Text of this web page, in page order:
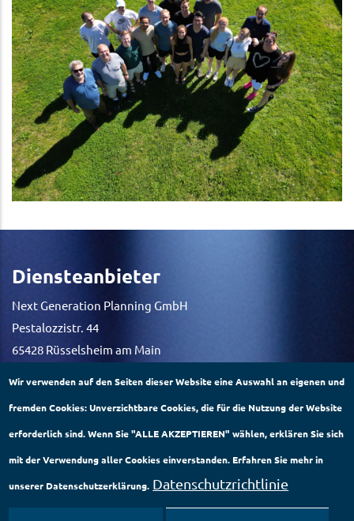
Diensteanbieter
Next Generation Planning GmbH
Pestalozzistr. 44
65428 Rüsselsheim am Main
Kontaktmöglichkeiten
E-Mail-Adresse: info@ng-planning.de
Telefon: +49 22739519760
Datenschutz
Wir verwenden auf den Seiten dieser Website eine Auswahl an eigenen und
fremden Cookies: Unverzichtbare Cookies, die für die Nutzung der Website
erforderlich sind. Wenn Sie "ALLE AKZEPTIEREN" wählen, erklären Sie sich
mit der Verwendung aller Cookies einverstanden. Erfahren Sie mehr in
unserer Datenschutzerklärung. Datenschutzrichtlinie